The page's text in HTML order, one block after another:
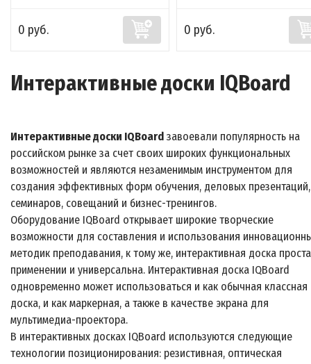
0 руб. 0 руб.
Интерактивные доски IQBoard
Интерактивные доски IQBoard завоевали популярность на
российском рынке за счет своих широких функциональных
возможностей и являются незаменимым инструментом для
создания эффективных форм обучения, деловых презентаций,
семинаров, совещаний и бизнес-тренингов.
Оборудование IQBoard открывает широкие творческие
возможности для составления и использования
методик преподавания, к тому же, интерактивная доска
применении и универсальна. Интерактивная доска IQBoard
одновременно может использоваться и как обычная классная
доска, и как маркерная, а также в качестве экрана для
мультимедиа-проектора.
В интерактивных досках IQBoard используются следующие
технологии позиционирования: резистивная, оптическая